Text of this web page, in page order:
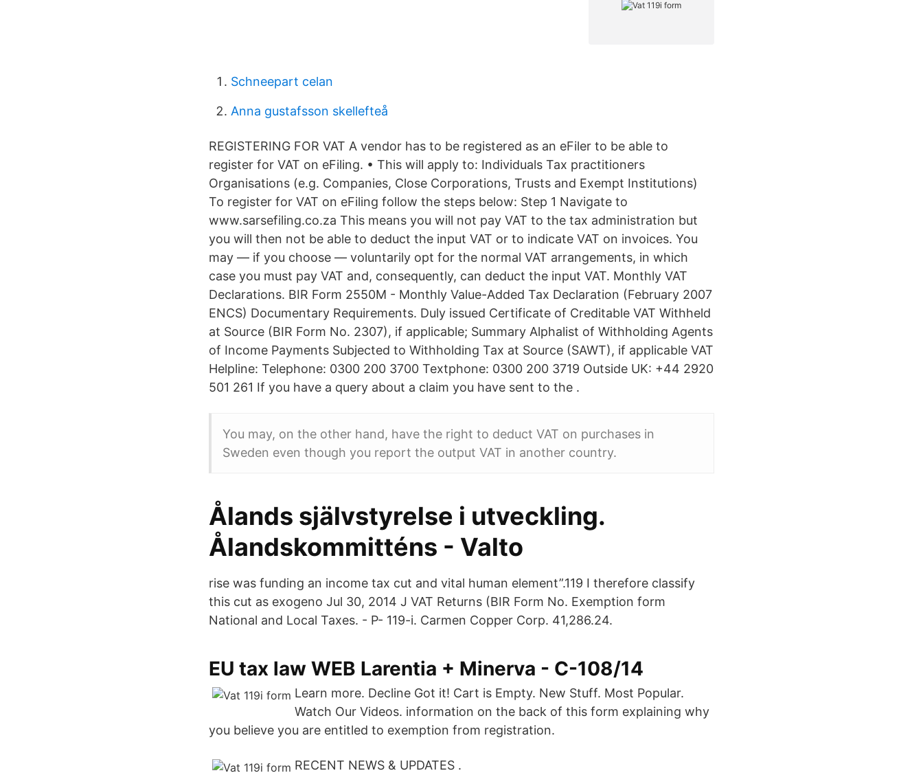
Schneepart celan
Anna gustafsson skellefteå
REGISTERING FOR VAT A vendor has to be registered as an eFiler to be able to
register for VAT on eFiling. • This will apply to: Individuals Tax practitioners
Organisations (e.g. Companies, Close Corporations, Trusts and Exempt Institutions)
To register for VAT on eFiling follow the steps below: Step 1 Navigate to
www.sarsefiling.co.za This means you will not pay VAT to the tax administration but
you will then not be able to deduct the input VAT or to indicate VAT on invoices. You
may — if you choose — voluntarily opt for the normal VAT arrangements, in which
case you must pay VAT and, consequently, can deduct the input VAT. Monthly VAT
Declarations. BIR Form 2550M - Monthly Value-Added Tax Declaration (February 2007
ENCS) Documentary Requirements. Duly issued Certificate of Creditable VAT Withheld
at Source (BIR Form No. 2307), if applicable; Summary Alphalist of Withholding Agents
of Income Payments Subjected to Withholding Tax at Source (SAWT), if applicable VAT
Helpline: Telephone: 0300 200 3700 Textphone: 0300 200 3719 Outside UK: +44 2920
501 261 If you have a query about a claim you have sent to the .
You may, on the other hand, have the right to deduct VAT on purchases in
Sweden even though you report the output VAT in another country.
Ålands självstyrelse i utveckling.
Ålandskommitténs - Valto
rise was funding an income tax cut and vital human element”.119 I therefore classify
this cut as exogeno Jul 30, 2014 J VAT Returns (BIR Form No. Exemption form
National and Local Taxes. - P- 119-i. Carmen Copper Corp. 41,286.24.
EU tax law WEB Larentia + Minerva - C-108/14
Learn more. Decline Got it! Cart is Empty. New Stuff. Most Popular.
Watch Our Videos. information on the back of this form explaining why
you believe you are entitled to exemption from registration.
RECENT NEWS & UPDATES .